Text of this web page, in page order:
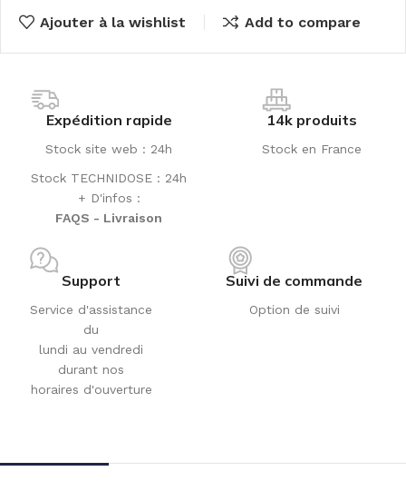
Ajouter à la wishlist Add to compare
Expédition rapide
Stock site web : 24h
Stock TECHNIDOSE : 24h
+ D'infos :
FAQS - Livraison
14k produits
Stock en France
Support
Service d'assistance
du
lundi au vendredi
durant nos
horaires d'ouverture
Suivi de commande
Option de suivi